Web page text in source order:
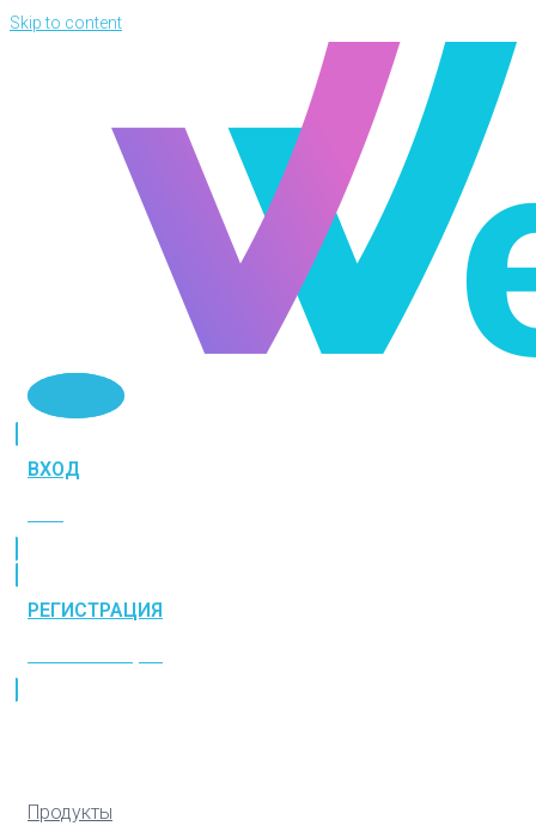
Skip to content
ВХОД
РЕГИСТРАЦИЯ
Продукты